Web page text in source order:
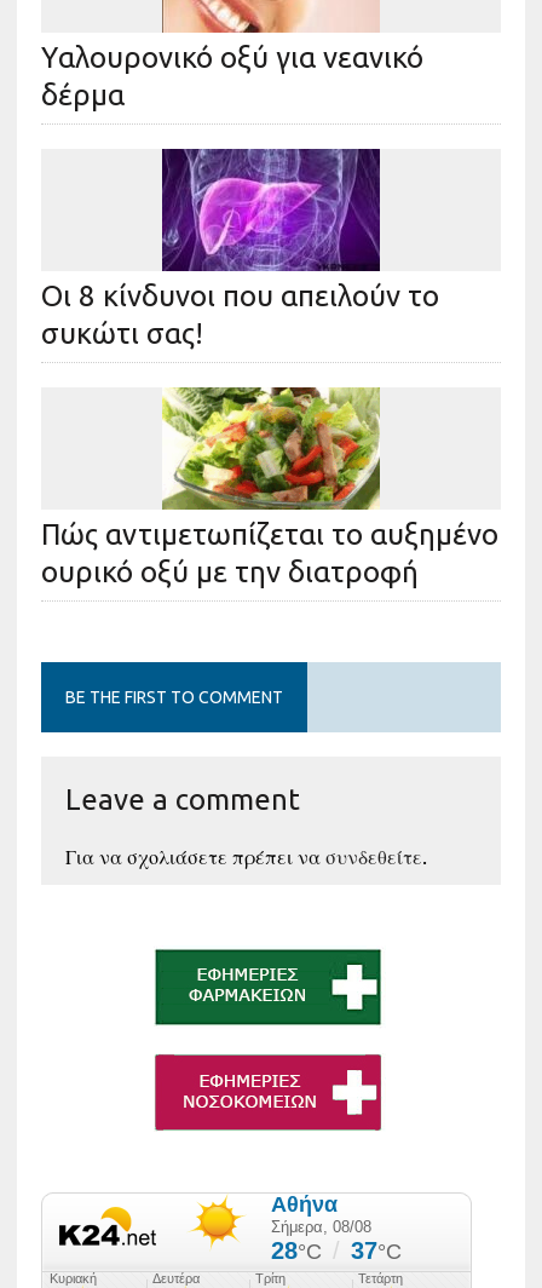
Yαλουρονικό οξύ για νεανικό
δέρμα
Οι 8 κίνδυνοι που απειλούν το
συκώτι σας!
Πώς αντιμετωπίζεται το αυξημένο
ουρικό οξύ με την διατροφή
BE THE FIRST TO COMMENT
Leave a comment
Για να σχολιάσετε πρέπει νασυνδεθείτε.